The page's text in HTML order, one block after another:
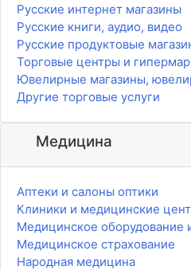
Русские интернет магазины
Русские книги, аудио, видео
Русские продуктовые
Торговые центры и
Ювелирные магазины,
Другие торговые услуги
Медицина
Аптеки и салоны оптики
Клиники и медицинские
Медицинское оборудование
Медицинское страхование
Народная медицина